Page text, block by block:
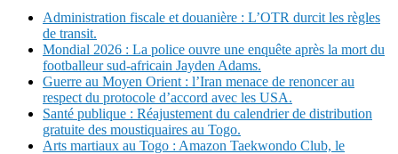
Administration fiscale et douanière : L’OTR durcit les règles
de transit.
Mondial 2026 : La police ouvre une enquête après la mort du
footballeur sud-africain Jayden Adams.
Guerre au Moyen Orient : l’Iran menace de renoncer au
respect du protocole d’accord avec les USA.
Santé publique : Réajustement du calendrier de distribution
gratuite des moustiquaires au Togo.
Arts martiaux au Togo : Amazon Taekwondo Club, le